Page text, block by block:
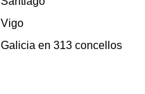
Vigo
Galicia en 313 concellos